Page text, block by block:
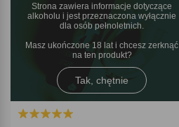
Strona zawiera informacje dotyczące
alkoholu i jest przeznaczona wyłącznie
dla osób pełnoletnich.
Masz ukończone 18 lat i chcesz zerknąć
na ten produkt
Tak, chętnie